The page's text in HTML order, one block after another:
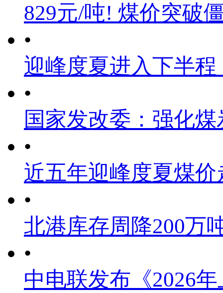
829元/吨! 煤价突破
•
迎峰度夏进入下半
•
国家发改委：强化
•
近五年迎峰度夏煤价
•
北港库存周降200万
•
中电联发布《2026